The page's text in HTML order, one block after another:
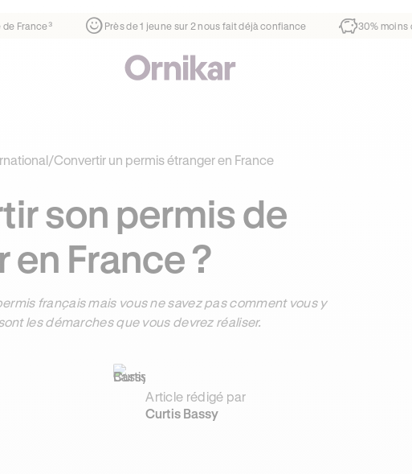
¹ 1ère auto-école de France³ Près de 1 jeune sur 2 nous fait déjà
/Convertir un permis étranger en France
son permis de
France ?
français mais vous ne savez pas comment vous y
les démarches que vous devrez réaliser.
Article rédigé par
Curtis Bassy